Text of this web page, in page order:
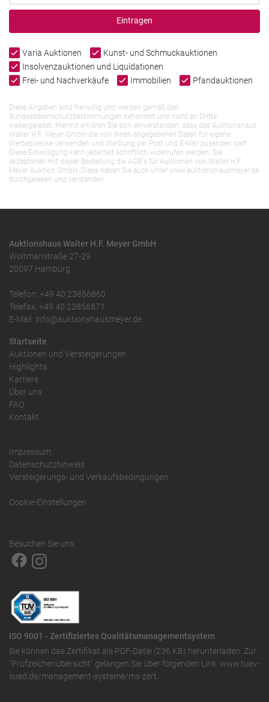
Eintragen
Varia Auktionen
Kunst- und Schmuckauktionen
Insolvenzauktionen und Liquidationen
Frei- und Nachverkäufe
Immobilien Pfandauktionen
Diese Angaben sind freiwillig und werden gemäß den
Bundesdatenschutzbestimmungen behandelt und nicht an Dritte
weitergeleitet. Hiermit erklären Sie sich einverstanden, dass das Auktionshaus
Walter H.F. Meyer GmbH die von Ihnen angegebenen Daten für eigene
Werbezwecke verwenden und Werbung per Post und E-Mail zusenden darf.
Diese Einwilligung kann jederzeit schriftlich widerrufen werden. Sie
akzeptieren mit dieser Bestellung die AGB`s für Auktionen von Walter H.F.
Meyer Auktion GmbH. Diese haben Sie auch unter www.auktionshausmeyer.de
durchgelesen und verstanden.
Auktionshaus Walter H.F. Meyer GmbH
Woltmanstraße 27-29
20097 Hamburg
Telefon: +49 40 23856860
Telefax: +49 40 23856871
E-Mail: info@auktionshausmeyer.de
Startseite
Auktionen und Versteigerungen
Highlights
Karriere
Über uns
FAQ
Kontakt
Impressum
Datenschutzhinweis
Versteigerungs- und Verkaufsbedingungen
Cookie-Einstellungen
Besuchen Sie uns:
ISO 9001 - Zertifiziertes Qualitätsmanagementsystem
Sie können das Zertifikat als PDF-Datei (236 KB) herunterladen. Zur
"Prüfzeichenübersicht" gelangen Sie über folgenden Link: www.tuev-
sued.de/management-systeme/ms-zert